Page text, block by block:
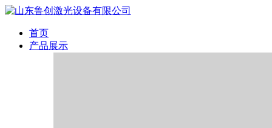
首页
产品展示